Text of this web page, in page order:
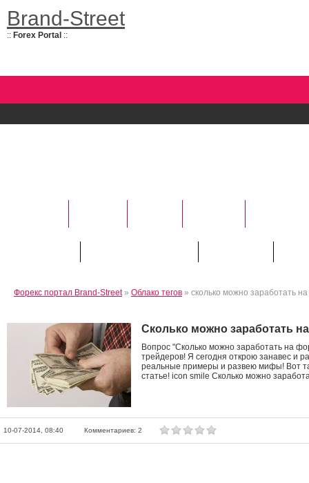
Brand-Street
:: Forex Portal ::
Форекс портал Brand-Street» Облако тегов » сколько можно заработать
Сколько можно заработать
Вопрос "Сколько можно заработать на
трейдеров! Я сегодня открою занавес и
реальные примеры и развею мифы! Вот
статье! icon smile Сколько можно
10-07-2014, 08:40 Комментариев: 2